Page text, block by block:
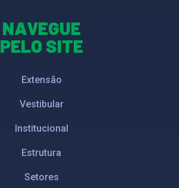
NAVEGUE
PELO SITE
Extensão
Vestibular
Institucional
Estrutura
Setores